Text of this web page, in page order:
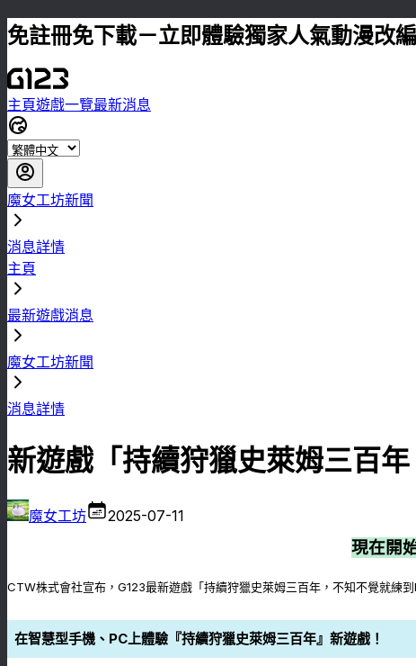
免註冊免下載－立即體驗獨家人氣動漫改
主頁遊戲一覽最新消息
魔女工坊新聞
消息詳情
主頁
最新遊戲消息
魔女工坊新聞
消息詳情
新遊戲「持續狩獵史萊姆三百
魔女工坊 2025-07-11
現在開
CTW株式會社宣布，G123最新遊戲「持續狩獵史萊姆三百年，不知不覺就練
在智慧型手機、PC上體驗『持續狩獵史萊姆三百年』新遊戲！